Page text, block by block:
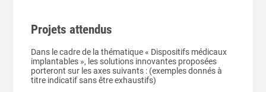
Projets attendus
Dans le cadre de la thématique « Dispositifs médicaux
implantables », les solutions innovantes proposées
porteront sur les axes suivants : (exemples donnés à
titre indicatif sans être exhaustifs)